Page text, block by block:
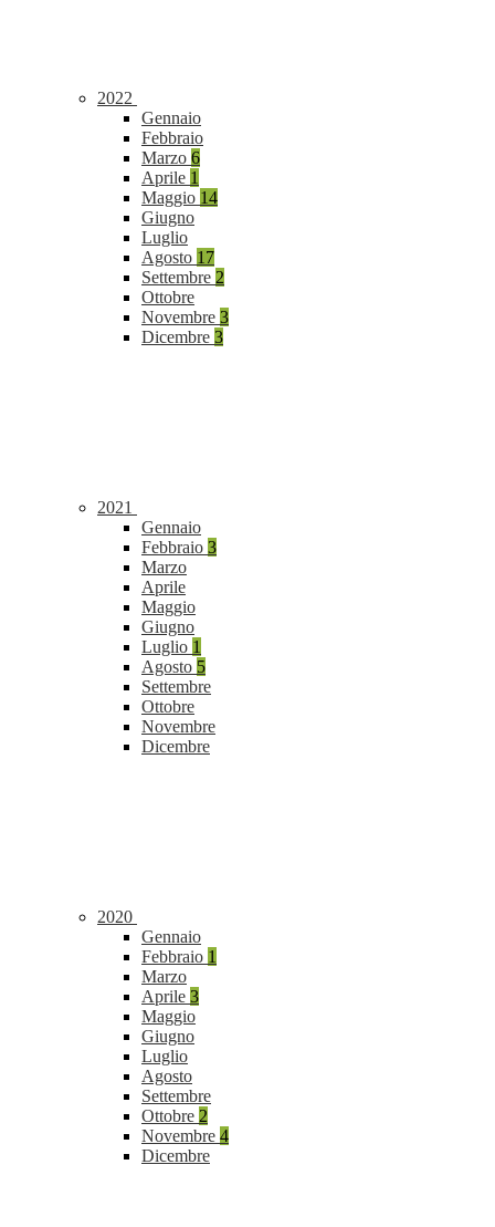
2022
Gennaio
Febbraio
Marzo 6
Aprile 1
Maggio 14
Giugno
Luglio
Agosto 17
Settembre 2
Ottobre
Novembre 3
Dicembre 3
2021
Gennaio
Febbraio 3
Marzo
Aprile
Maggio
Giugno
Luglio 1
Agosto 5
Settembre
Ottobre
Novembre
Dicembre
2020
Gennaio
Febbraio 1
Marzo
Aprile 3
Maggio
Giugno
Luglio
Agosto
Settembre
Ottobre 2
Novembre 4
Dicembre